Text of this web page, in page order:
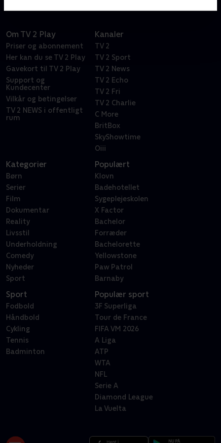
Om TV 2 Play
Priser og abonnement
Her kan du se TV 2 Play
Gavekort til TV 2 Play
Support og
Kundecenter
Vilkår og betingelser
TV 2 NEWS i offentligt
rum
Kanaler
TV 2
TV 2 Sport
TV 2 News
TV 2 Echo
TV 2 Fri
TV 2 Charlie
C More
BritBox
SkyShowtime
Oiii
Kategorier
Børn
Serier
Film
Dokumentar
Reality
Livsstil
Underholdning
Comedy
Nyheder
Sport
Populært
Klovn
Badehotellet
Sygeplejeskolen
X Factor
Bachelor
Forræder
Bachelorette
Yellowstone
Paw Patrol
Barnaby
Sport
Fodbold
Håndbold
Cykling
Tennis
Badminton
Populær sport
3F Superliga
Tour de France
FIFA VM 2026
A Liga
ATP
WTA
NFL
Serie A
Diamond League
La Vuelta